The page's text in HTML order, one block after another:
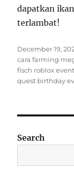
dapatkan
terlambat!
Posted
on
December 19,
cara farming
fisch roblox
quest birthday
Search